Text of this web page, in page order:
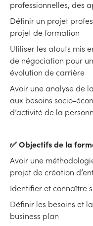
professionnelles, des
Définir un projet
projet de formation
Utiliser les atouts mis
de négociation pour
évolution de carrière
Avoir une analyse de
aux besoins socio-
d’activité de la
✅ Objectifs de la
Avoir une
projet de création
Identifier et connaître
Définir les besoins et
business plan